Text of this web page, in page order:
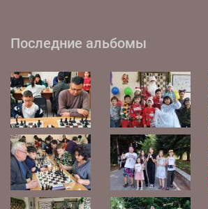
Последние альбомы